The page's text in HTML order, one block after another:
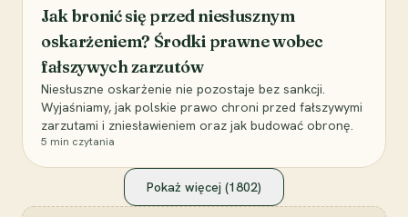
Jak bronić się przed niesłusznym
oskarżeniem? Środki prawne wobec
fałszywych zarzutów
Niesłuszne oskarżenie nie pozostaje bez sankcji.
Wyjaśniamy, jak polskie prawo chroni przed fałszywymi
zarzutami i zniesławieniem oraz jak budować obronę.
5 min czytania
Pokaż więcej (1802)